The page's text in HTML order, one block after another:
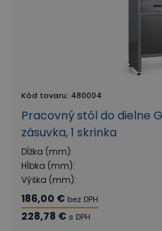
Kód tovaru: 480004
Pracovný stôl do dielne
zásuvka, 1 skrinka
Dĺžka (mm):
Hĺbka (mm):
Výška (mm):
186,00 € bez DPH
228,78 € s DPH